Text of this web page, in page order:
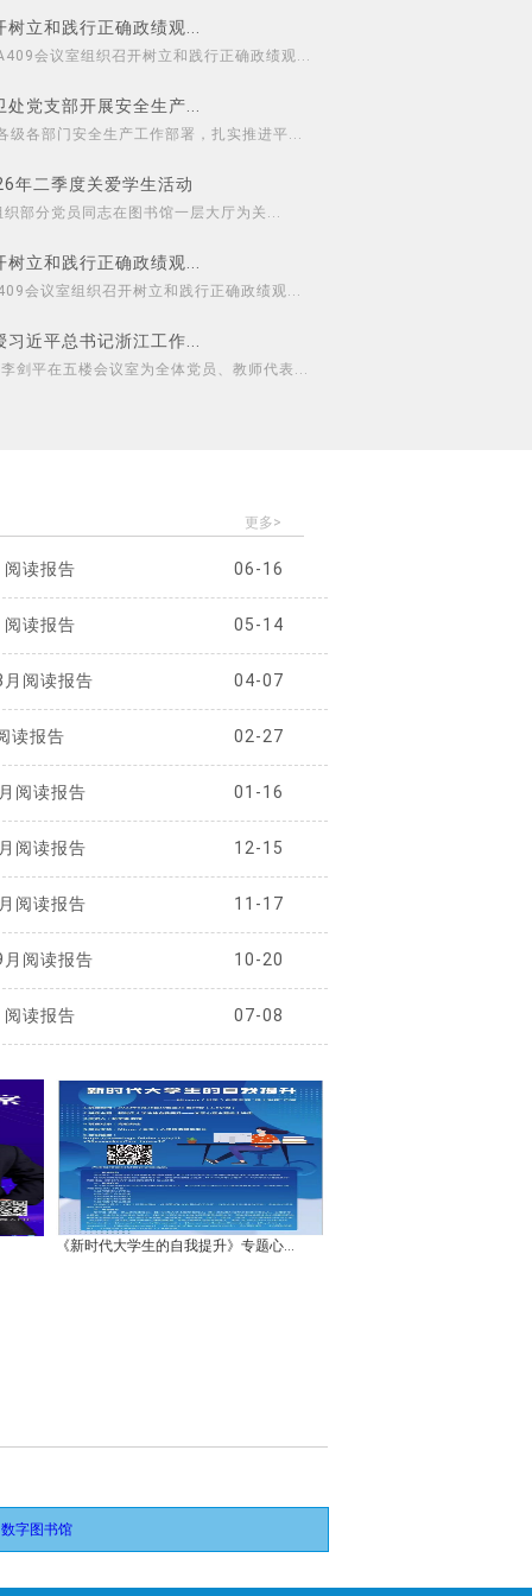
立和践行正确政绩观...
会议室组织召开树立和践行正确政绩观...
党支部开展安全生产...
级各部门安全生产工作部署，扎实推进平...
年二季度关爱学生活动
部分党员同志在图书馆一层大厅为关...
立和践行正确政绩观...
会议室组织召开树立和践行正确政绩观...
近平总书记浙江工作...
剑平在五楼会议室为全体党员、教师代表...
更多>
读报告 06-16
读报告 05-14
阅读报告 04-07
读报告 02-27
阅读报告 01-16
阅读报告 12-15
阅读报告 11-17
阅读报告 10-20
读报告 07-08
《新时代大学生的自我提升》专题心... “错彩初发，君自何朝？” 美学与名...
字图书馆